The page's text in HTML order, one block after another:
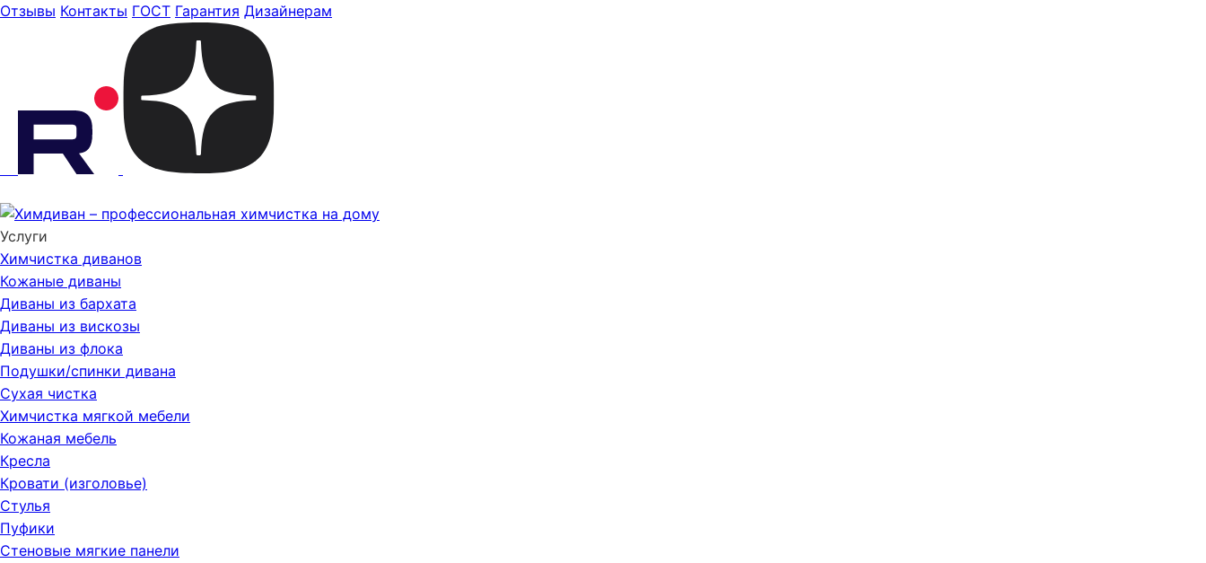
Отзывы Контакты ГОСТ Гарантия Дизайнерам
Услуги
Химчистка диванов
Кожаные диваны
Диваны из бархата
Диваны из вискозы
Диваны из флока
Подушки/спинки дивана
Сухая чистка
Химчистка мягкой мебели
Кожаная мебель
Кресла
Кровати (изголовье)
Стулья
Пуфики
Стеновые мягкие панели